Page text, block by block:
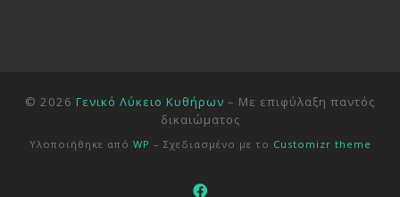
© 2026 Γενικό Λύκειο Κυθήρων – Με επιφύλαξη παντός
δικαιώματος
Υλοποιήθηκε από WP – Σχεδιασμένο με το Customizr theme